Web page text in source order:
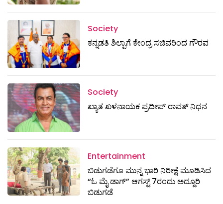
Society
ಕನ್ನಡತಿ ಶಿಲ್ಪಾಗೆ ಕೇಂದ್ರ ಸಚಿವರಿಂದ ಗೌರವ
Society
ಖ್ಯಾತ ಖಳನಾಯಕ ಪ್ರದೀಪ್ ರಾವತ್‌ ನಿಧನ
Entertainment
ಬಿಡುಗಡೆಗೂ ಮುನ್ನ ಭಾರಿ ನಿರೀಕ್ಷೆ ಮೂಡಿಸಿದ
“ಓ ಮೈ ಡಾಗ್” ಆಗಸ್ಟ್ 7ರಂದು ಅದ್ದೂರಿ
ಬಿಡುಗಡೆ